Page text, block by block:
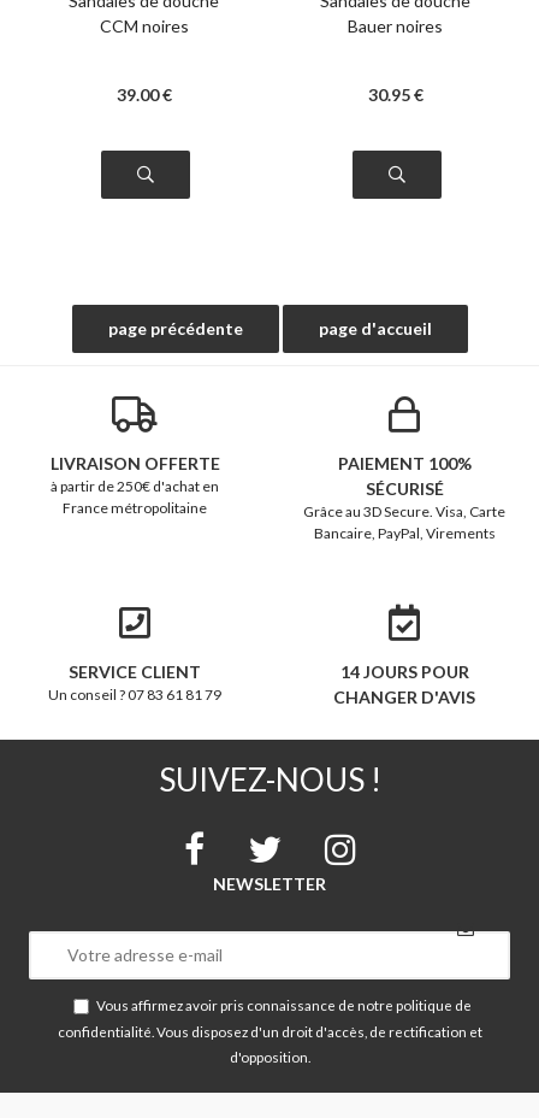
CCM noires
39.00 €
Bauer noires
30.95 €
LIVRAISON OFFERTE
à partir de 250€ d'achat en
France métropolitaine
PAIEMENT 100%
SÉCURISÉ
Grâce au 3D Secure. Visa, Carte
Bancaire, PayPal, Virements
SERVICE CLIENT
Un conseil ? 07 83 61 81 79
14 JOURS POUR
CHANGER D'AVIS
SUIVEZ-NOUS !
NEWSLETTER
Vous affirmez avoir pris connaissance de notre politique de
confidentialité . Vous disposez d'un droit d'accès, de rectification et
d'opposition.